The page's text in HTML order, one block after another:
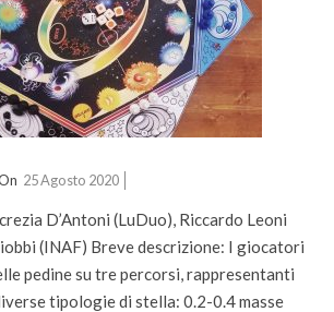
25 Agosto 2020
D’Antoni (LuDuo), Riccardo Leoni
(INAF) Breve descrizione: I giocatori
pedine su tre percorsi, rappresentanti
tipologie di stella: 0.2-0.4 masse